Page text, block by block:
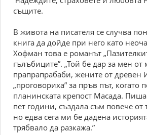
същите.
В живота на писателя се случва
книга да дойде при него като
Хофман това е романът
гълъбиците”. „Той бе дар за мен от
прапрапрабаби, жените от древен
„проговориха” за пръв път, когато
планинската крепост Масада.
пет години, създала съм повече от
но едва сега ми бе дадена
трябвало да разкажа.”